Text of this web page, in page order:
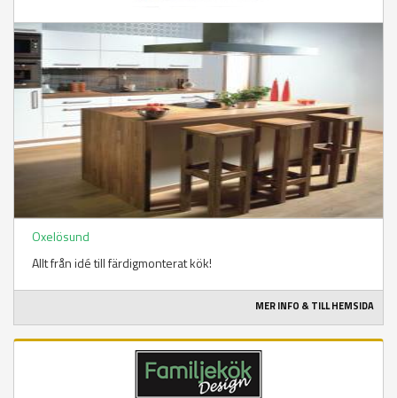
Oxelösund
Allt från idé till färdigmonterat kök!
MER INFO & TILL HEMSIDA